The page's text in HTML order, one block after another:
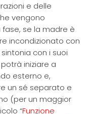
e delle
vengono
se la madre è
incondizionato con
con i suoi
iniziare a
esterno e,
un sé separato e
(per un maggior
“Funzione